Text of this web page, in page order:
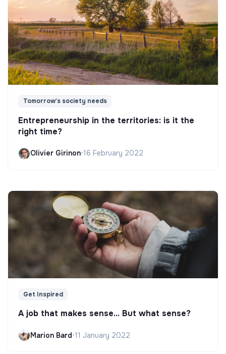
Tomorrow's society needs
Entrepreneurship in the territories: is it the
right time?
Olivier Girinon•16 February 2022
Get Inspired
A job that makes sense... But what sense?
Marion Bard•11 January 2022